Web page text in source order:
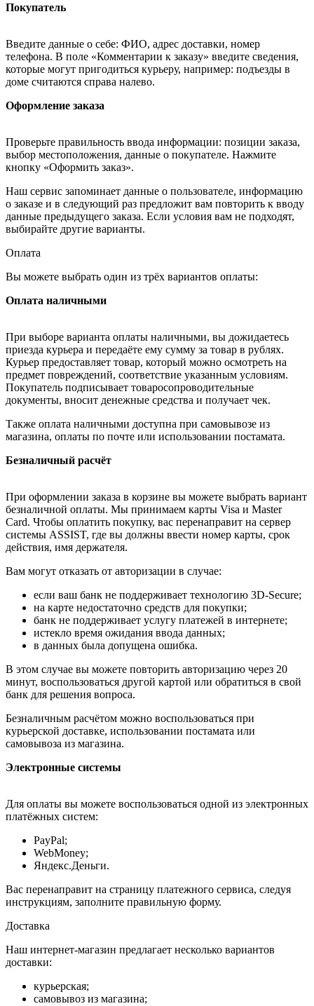
Покупатель
Введите данные о себе: ФИО, адрес доставки, номер
телефона. В поле «Комментарии к заказу» введите сведения,
которые могут пригодиться курьеру, например: подъезды в
доме считаются справа налево.
Оформление заказа
Проверьте правильность ввода информации: позиции заказа,
выбор местоположения, данные о покупателе. Нажмите
кнопку «Оформить заказ».
Наш сервис запоминает данные о пользователе, информацию
о заказе и в следующий раз предложит вам повторить к вводу
данные предыдущего заказа. Если условия вам не подходят,
выбирайте другие варианты.
Оплата
Вы можете выбрать один из трёх вариантов оплаты:
Оплата наличными
При выборе варианта оплаты наличными, вы дожидаетесь
приезда курьера и передаёте ему сумму за товар в рублях.
Курьер предоставляет товар, который можно осмотреть на
предмет повреждений, соответствие указанным условиям.
Покупатель подписывает товаросопроводительные
документы, вносит денежные средства и получает чек.
Также оплата наличными доступна при самовывозе из
магазина, оплаты по почте или использовании постамата.
Безналичный расчёт
При оформлении заказа в корзине вы можете выбрать вариант
безналичной оплаты. Мы принимаем карты Visa и Master
Card. Чтобы оплатить покупку, вас перенаправит на сервер
системы ASSIST, где вы должны ввести номер карты, срок
действия, имя держателя.
Вам могут отказать от авторизации в случае:
если ваш банк не поддерживает технологию 3D-Secure;
на карте недостаточно средств для покупки;
банк не поддерживает услугу платежей в интернете;
истекло время ожидания ввода данных;
в данных была допущена ошибка.
В этом случае вы можете повторить авторизацию через 20
минут, воспользоваться другой картой или обратиться в свой
банк для решения вопроса.
Безналичным расчётом можно воспользоваться при
курьерской доставке, использовании постамата или
самовывоза из магазина.
Электронные системы
Для оплаты вы можете воспользоваться одной из электронных
платёжных систем:
PayPal;
WebMoney;
Яндекс.Деньги.
Вас перенаправит на страницу платежного сервиса, следуя
инструкциям, заполните правильную форму.
Доставка
Наш интернет-магазин предлагает несколько вариантов
доставки:
курьерская;
самовывоз из магазина;